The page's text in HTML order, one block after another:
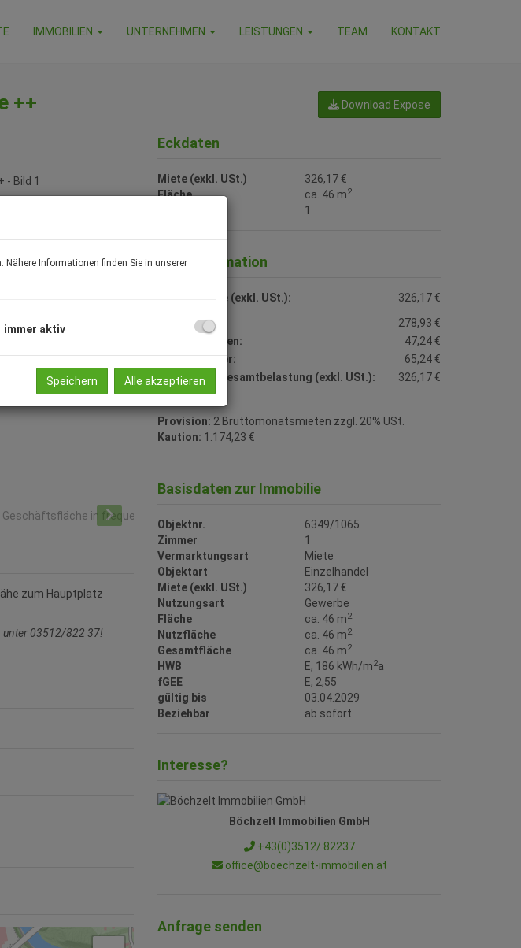
IMMOBILIEN UNTERNEHMEN LEISTUNGEN TEAM KONTAKT
++
zum Hauptplatz
unter 03512/822 37!
Download Expose
Eckdaten
Miete (exkl. USt.)
326,17 €
Fläche
ca. 46 m2
1
Preisinformation
Gesamtmiete (exkl. USt.):
326,17 €
278,93 €
Betriebskosten:
47,24 €
Umsatzsteuer:
65,24 €
monatliche Gesamtbelastung (exkl. USt.):
326,17 €
Provision: 2 Bruttomonatsmieten zzgl. 20% USt.
Kaution: 1.174,23 €
Basisdaten zur Immobilie
Objektnr.
6349/1065
Zimmer
1
Vermarktungsart
Miete
Objektart
Einzelhandel
Miete (exkl. USt.)
326,17 €
Nutzungsart
Gewerbe
Fläche
ca. 46 m2
Nutzfläche ca. 46 m2
Gesamtfläche ca. 46 m2
HWB E, 186 kWh/m2a
fGEE
E, 2,55
gültig bis
03.04.2029
Beziehbar
ab sofort
Interesse?
Böchzelt Immobilien GmbH
+43(0)3512/ 82237
office@boechzelt-immobilien.at
Anfrage senden
Informationen finden Sie in unserer
immer aktiv
Speichern Alle akzeptieren